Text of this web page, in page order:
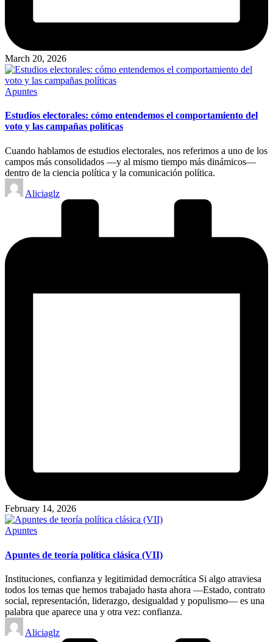
March 20, 2026
Posted
Apuntes
Estudios electorales: cómo entendemos el comportamiento del
voto y las campañas políticas
Cuando hablamos de estudios electorales, nos referimos a uno de los
campos más consolidados —y al mismo tiempo más dinámicos—
dentro de la ciencia política y la comunicación política.
Posted
by
Aliciaglz
February 14, 2026
Posted
Apuntes
Apuntes de teoría política clásica (VII)
Instituciones, confianza y legitimidad democrática Si algo atraviesa
todos los temas que hemos trabajado hasta ahora —Estado, contrato
social, representación, liderazgo, desigualdad y populismo— es una
palabra que aparece una y otra vez: confianza.
Posted
by
Aliciaglz